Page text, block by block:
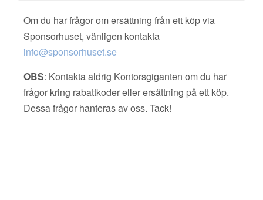
Om du har frågor om ersättning från ett köp via
Sponsorhuset, vänligen kontakta
info@sponsorhuset.se
OBS: Kontakta aldrig Kontorsgiganten om du har
frågor kring rabattkoder eller ersättning på ett köp.
Dessa frågor hanteras av oss. Tack!